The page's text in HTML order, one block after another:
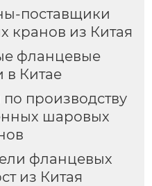
поставщики
из Китая
фланцевые
в Китае
производству
шаровых
фланцевых
из Китая